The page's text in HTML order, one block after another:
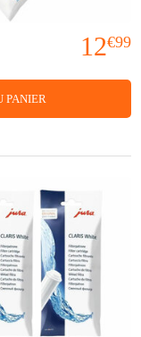
12€99
PANIER